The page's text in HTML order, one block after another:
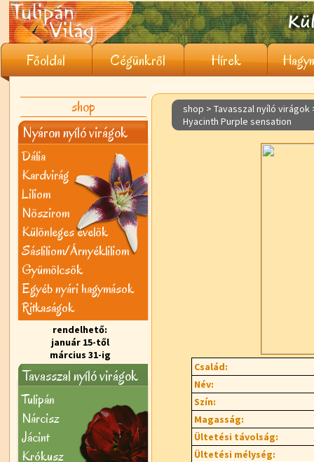
Főoldal Cégünkről Hírek
shop
Nyáron nyíló virágok
Dália
Kardvirág
Liliom
Nõszirom
Különleges évelõk
Sásliliom/Árnyékliliom
Gyümölcsök
Egyéb nyári hagymások
Ritkaságok
rendelhető:
január 15-től
március 31-ig
Tavasszal nyíló virágok
Tulipán
Nárcisz
Jácint
Krókusz
shop > Tavasszal nyíló virágok
Hyacinth Purple sensation
Család:
Név:
Szín:
Magasság:
Ültetési távolság:
Ültetési mélység: